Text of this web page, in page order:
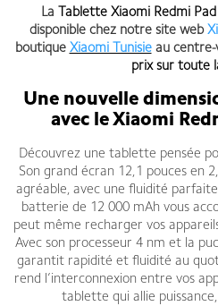
La Tablette Xiaomi Redmi
disponible chez notre site web
boutique Xiaomi Tunisieau centre-
prix sur toute
Une nouvelle
avec le Xiaomi
Découvrez une tablette pensée
Son grand écran 12,1 pouces en
agréable, avec une fluidité
batterie de 12 000 mAh vous
peut même recharger vos
Avec son processeur 4 nm et la
garantit rapidité et fluidité au
rend l’interconnexion entre vos
tablette qui allie